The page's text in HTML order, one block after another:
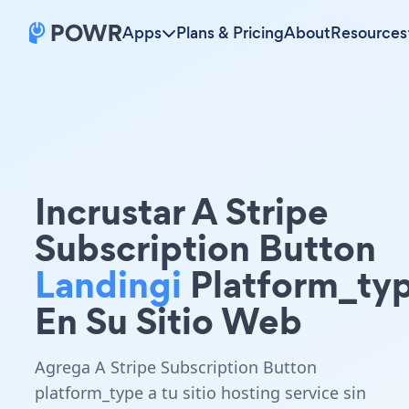
Apps Plans & PricingAboutResources
Incrustar A Stripe
Subscription Button
Landingi
En Su Sitio Web
Agrega A Stripe Subscription Button
platform_type a tu sitio hosting service sin